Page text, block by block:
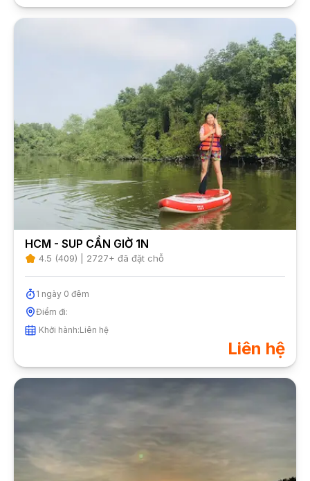
HCM - SUP CẦN GIỜ 1N
4.5 (409) | 2727+ đã đặt chỗ
1 ngày 0 đêm
Điểm đi:
Khởi hành:Liên hệ
Liên hệ